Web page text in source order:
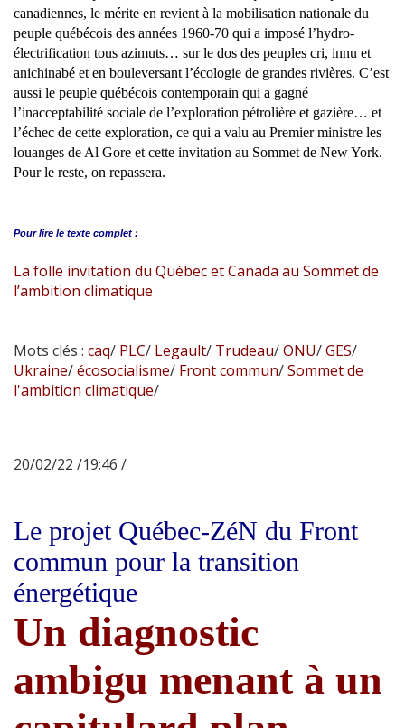
canadiennes, le mérite en revient à la mobilisation nationale du
peuple québécois des années 1960-70 qui a imposé l’hydro-
électrification tous azimuts… sur le dos des peuples cri, innu et
anichinabé et en bouleversant l’écologie de grandes rivières. C’est
aussi le peuple québécois contemporain qui a gagné
l’inacceptabilité sociale de l’exploration pétrolière et gazière… et
l’échec de cette exploration, ce qui a valu au Premier ministre les
louanges de Al Gore et cette invitation au Sommet de New York.
Pour le reste, on repassera.
Pour lire le texte complet :
La folle invitation du Québec et Canada au Sommet de
l’ambition climatique
Mots clés : caq/ PLC/ Legault/ Trudeau/ONU/GES/
Ukraine/écosocialisme/ Front commun/Sommet de
l'ambition climatique/
20/02/22 /19:46 /
Le projet Québec-ZéN du Front
commun pour la transition
énergétique
Un diagnostic
ambigu menant à un